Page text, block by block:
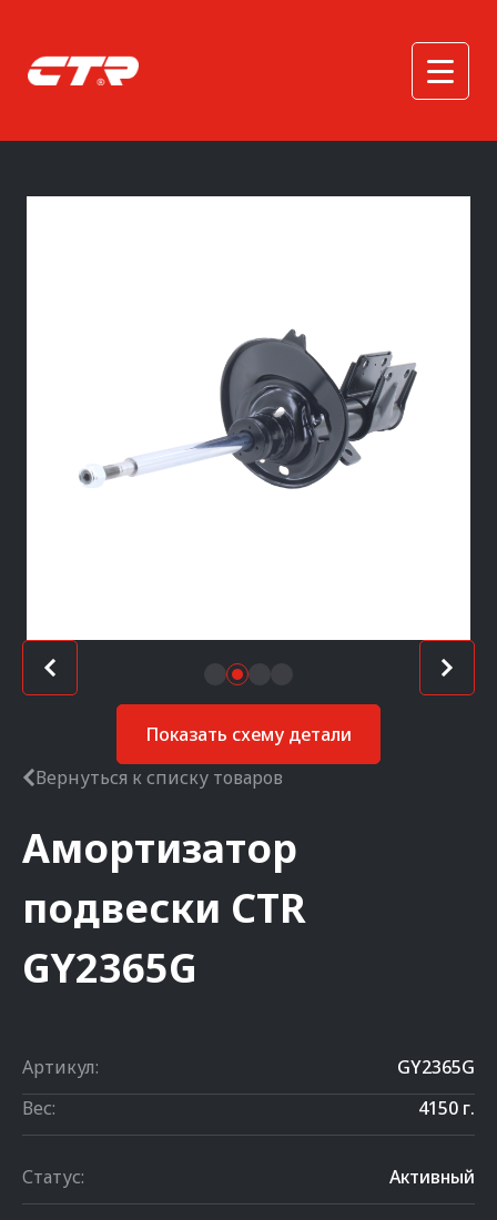
Показать схему детали
Вернуться к списку товаров
Амортизатор
подвески CTR
GY2365G
Артикул:
GY2365G
Вес:
4150 г.
Статус: Активный